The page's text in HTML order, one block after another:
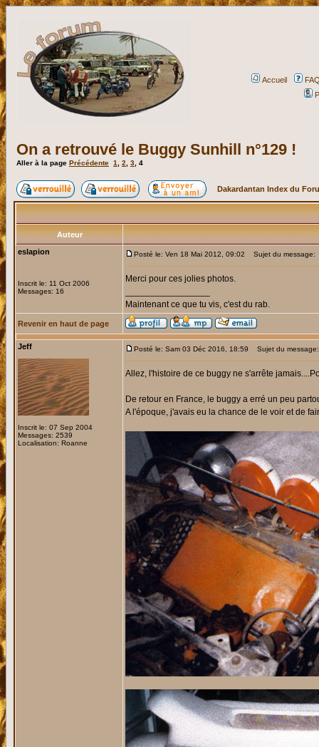
Accueil
On a retrouvé le Buggy Sunhill n°129 !
Aller à la page Précédente 1 2 3 4
Dakardantan Index du
Auteur
eslapion
Inscrit le: 11 Oct 2006
Messages: 16
Posté le: Ven 18 Mai 2012, 09:02 Sujet du message:
Merci pour ces jolies photos.
Maintenant ce que tu vis, c'est du rab.
Revenir en haut de page
Jeff
Inscrit le: 07 Sep 2004
Messages: 2539
Localisation: Roanne
Posté le: Sam 03 Déc 2016, 18:59 Sujet du message:
Allez, l'histoire de ce buggy ne s'arrête
De retour en France, le buggy a erré un peu
A l'époque, j'avais eu la chance de le voir et de